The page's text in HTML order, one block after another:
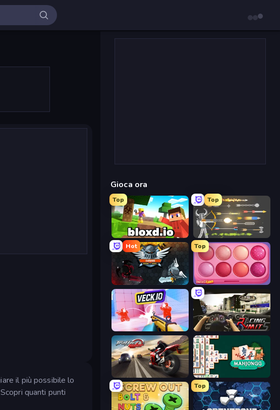
il più possibile lo
quanti punti
Gioca ora
Top
Bloxd.io
Top
Ragdoll Archers
Hot
EvoWars.io
Top
Piece of Cake: Merge and Bake
Veck.io Racing Limits
Traffic Rider Mahjongg Solitaire
Top